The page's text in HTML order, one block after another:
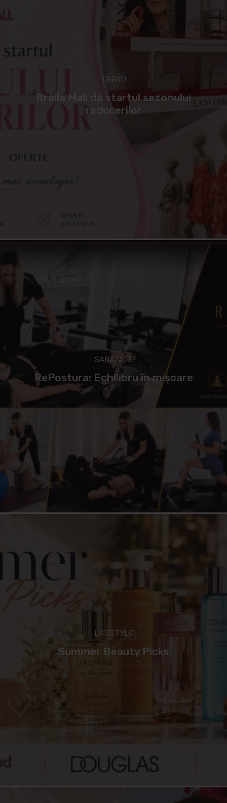
TREND
Brăila Mall dă startul sezonului
reducerilor
SANATATE
RePostura: Echilibru în mișcare
LIFESTYLE
Summer Beauty Picks